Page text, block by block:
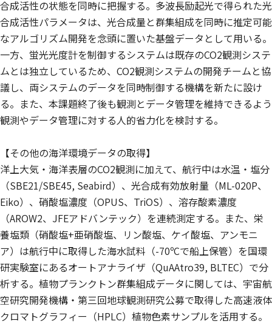
合成活性の状態を同時に把握する。多波長励起光で得られた光
合成活性パラメータは、光合成量と群集組成を同時に推定可能
なアルゴリズム開発を念頭に置いた基盤データとして用いる。
一方、蛍光光度計を制御するシステムは既存のCO2観測システ
ムとは独立しているため、CO2観測システムの開発チームと協
議し、両システムのデータを同時制御する機構を新たに設け
る。また、本課題終了後も観測とデータ管理を維持できるよう
観測やデータ管理に対する人的省力化を検討する。
【その他の海洋環境データの取得】
洋上大気・海洋表層のCO2観測に加えて、航行中は水温・塩分
（SBE21/SBE45, Seabird）、光合成有効放射量（ML-020P、
Eiko）、硝酸塩濃度（OPUS、TriOS）、溶存酸素濃度
（AROW2、JFEアドバンテック）を連続測定する。また、栄
養塩類（硝酸塩+亜硝酸塩、リン酸塩、ケイ酸塩、アンモニ
ア）は航行中に取得した海水試料（-70ºCで船上保管）を国環
研実験室にあるオートアナライザ（QuAAtro39, BLTEC）で分
析する。植物プランクトン群集組成データに関しては、宇宙航
空研究開発機構・第三回地球観測研究公募で取得した高速液体
クロマトグラフィー（HPLC）植物色素サンプルを活用する。